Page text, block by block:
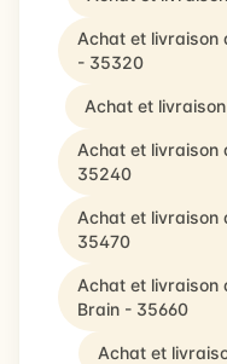
Achat et livraison
- 35320
Achat et
Achat et livraison
35240
Achat et livraison
35470
Achat et livraison
Brain - 35660
Achat et